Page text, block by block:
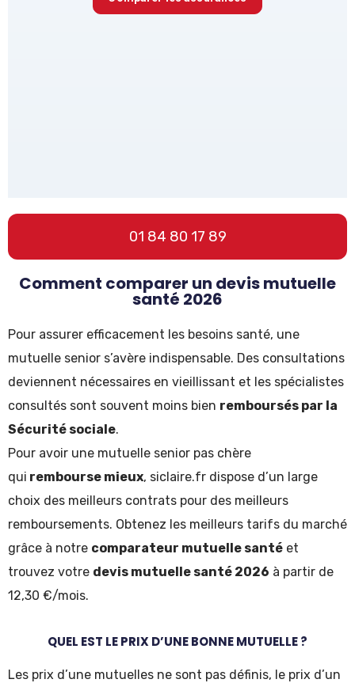
01 84 80 17 89
Comment comparer un devis mutuelle
santé 2026
Pour assurer efficacement les besoins santé, une
mutuelle senior s’avère indispensable. Des consultations
deviennent nécessaires en vieillissant et les spécialistes
consultés sont souvent moins bien remboursés par la
Sécurité sociale.
Pour avoir une mutuelle senior pas chère
qui rembourse mieux, siclaire.fr dispose d’un large
choix des meilleurs contrats pour des meilleurs
remboursements. Obtenez les meilleurs tarifs du marché
grâce à notre comparateur mutuelle santé et
trouvez votre devis mutuelle santé 2026 à partir de
12,30 €/mois.
QUEL EST LE PRIX D’UNE BONNE MUTUELLE ?
Les prix d’une mutuelles ne sont pas définis, le prix d’un